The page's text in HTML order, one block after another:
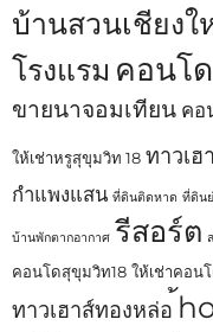
บ้านสวนเชียงใ
โรงแรม คอนโด
ขายนาจอมเทียน คอ
ให้เช่าหรูสุขุมวิท 18 ทาวเฮ
กำแพงแสน ที่ดินติดหาด ที่ดิน
บ้านพักตากอากาศ รีสอร์ต
คอนโดสุขุมวิท18 ให้เช่าคอน
ทาวเฮาส์ทองหล่อ